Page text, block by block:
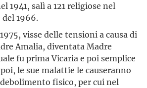
1941, salì a 121 religiose nel
1966.
visse delle tensioni a causa di
Amalia, diventata Madre
fu prima Vicaria e poi semplice
le sue malattie le causeranno
fisico, per cui nel